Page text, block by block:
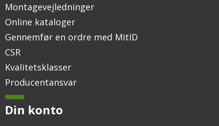
Montagevejledninger
Online kataloger
Gennemfør en ordre med MitID
CSR
Kvalitetsklasser
Producentansvar
Din konto